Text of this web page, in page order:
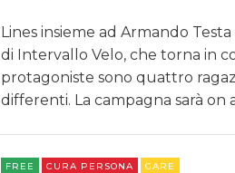
Lines insieme ad Armando
di Intervallo Velo, che torna in
protagoniste sono quattro
differenti. La campagna sarà
FREE CURA PERSONA GARE